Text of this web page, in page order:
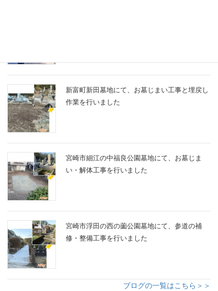
新富町新田墓地にて、お墓じまい工事と埋戻し
作業を行いました
宮崎市細江の中福良公園墓地にて、お墓じま
い・解体工事を行いました
宮崎市浮田の西の薗公園墓地にて、参道の補
修・整備工事を行いました
ブログの一覧はこちら＞＞